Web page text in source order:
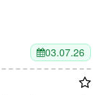
03.07.26